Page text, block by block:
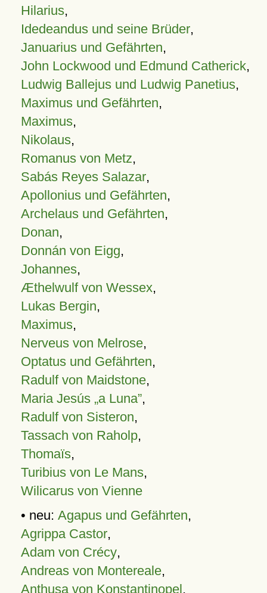
Hilarius,
Idedeandus und seine Brüder,
Januarius und Gefährten,
John Lockwood und Edmund Catherick,
Ludwig Ballejus und Ludwig Panetius,
Maximus und Gefährten,
Maximus,
Nikolaus,
Romanus von Metz,
Sabás Reyes Salazar,
Apollonius und Gefährten,
Archelaus und Gefährten,
Donan,
Donnán von Eigg,
Johannes,
Æthelwulf von Wessex,
Lukas Bergin,
Maximus,
Nerveus von Melrose,
Optatus und Gefährten,
Radulf von Maidstone,
Maria Jesús „a Luna”,
Radulf von Sisteron,
Tassach von Raholp,
Thomaïs,
Turibius von Le Mans,
Wilicarus von Vienne
• neu: Agapus und Gefährten,
Agrippa Castor,
Adam von Crécy,
Andreas von Montereale,
Anthusa von Konstantinopel,